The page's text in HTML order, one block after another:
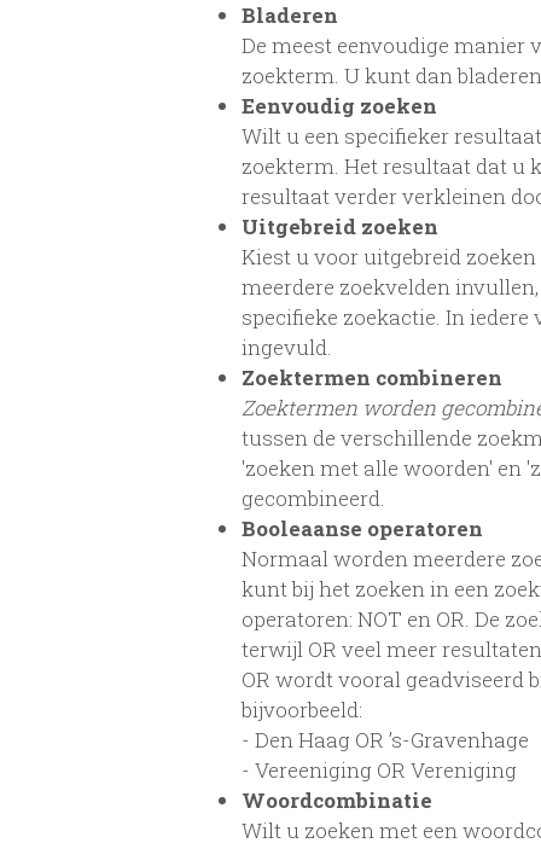
Bladeren
De meest eenvoudige manier
zoekterm. U kunt dan
Eenvoudig zoeken
Wilt u een specifieker
zoekterm. Het resultaat dat u
resultaat verder verkleinen
Uitgebreid zoeken
Kiest u voor uitgebreid
meerdere zoekvelden
specifieke zoekactie. In
ingevuld.
Zoektermen combineren
Zoektermen worden
tussen de verschillende
'zoeken met alle woorden' en
gecombineerd.
Booleaanse operatoren
Normaal worden meerdere
kunt bij het zoeken in een
operatoren: NOT en OR. De
terwijl OR veel meer
OR wordt vooral geadviseerd
bijvoorbeeld:
- Den Haag OR ’s-Gravenhage
- Vereeniging OR Vereniging
Woordcombinatie
Wilt u zoeken met een